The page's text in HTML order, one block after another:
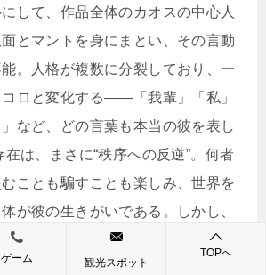
して、作品全体のカオスの中心人
とマントを身にまとい、その言動
。人格が複数に分裂しており、一
コロと変化する――「我輩」「私」
」など、どの言葉も本当の彼を表し
は、まさに“秩序への反逆”。何者
ことも騙すことも楽しみ、世界を
が彼の生きがいである。しかし、
ではなく、どこか演劇的なサービ
る。事件を仕掛ける彼の姿は、む
ゲーム 観光スポット
TOPへ